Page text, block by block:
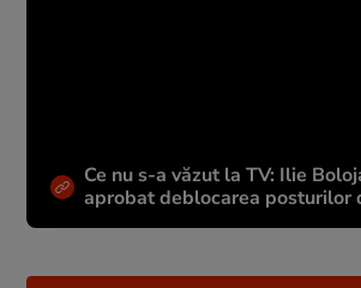
Ce nu s-a văzut la TV: Ilie
aprobat deblocarea posturilor